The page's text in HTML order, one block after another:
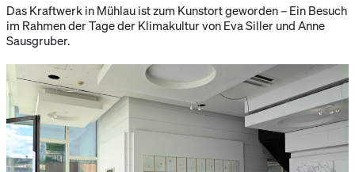
Das Kraftwerk in Mühlau ist zum Kunstort geworden – Ein Besuch
im Rahmen der Tage der Klimakultur von Eva Siller und Anne
Sausgruber.